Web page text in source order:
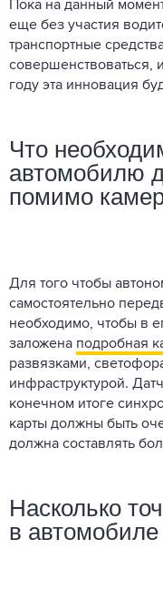
Пока на данный
еще без участия
транспортные
совершенствоваться,
году эта инновация
Что
автомобилю
помимо
Для того чтобы
самостоятельно
необходимо, чтобы в
заложена подробная
развязками,
инфраструктурой.
конечном итоге
карты должны быть
должна составлять
Насколько
в